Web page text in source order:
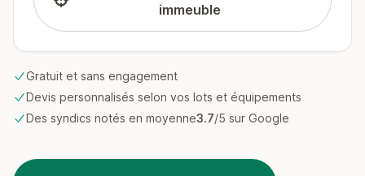
immeuble
Gratuit et sans engagement
Devis personnalisés selon vos lots et équipements
Des syndics notés en moyenne3.7/5 sur Google